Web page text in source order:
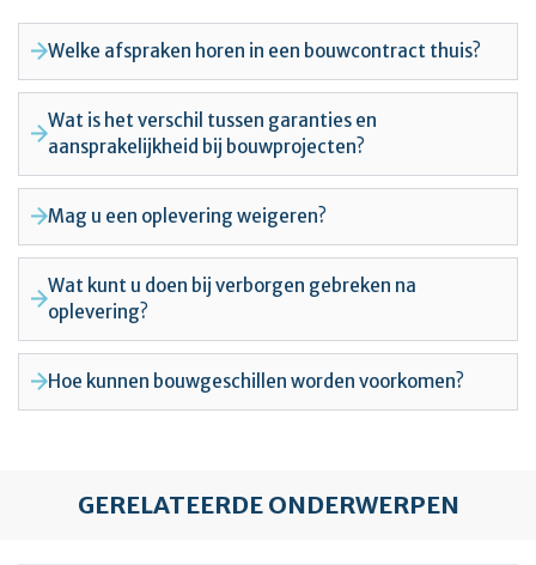
Welke afspraken horen in een bouwcontract thuis?
Wat is het verschil tussen garanties en
aansprakelijkheid bij bouwprojecten?
Mag u een oplevering weigeren?
Wat kunt u doen bij verborgen gebreken na
oplevering?
Hoe kunnen bouwgeschillen worden voorkomen?
GERELATEERDE ONDERWERPEN